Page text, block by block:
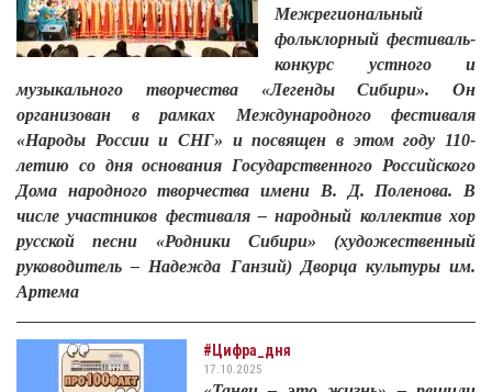
Межрегиональный
фольклорный фестиваль-
конкурс устного и
музыкального творчества «Легенды Сибири». Он
организован в рамках Международного фестиваля
«Народы России и СНГ» и посвящен в этом году 110-
летию со дня основания Государственного Российского
Дома народного творчества имени В. Д. Поленова. В
числе участников фестиваля – народный коллектив хор
русской песни «Родники Сибири» (художественный
руководитель – Надежда Ганзий) Дворца культуры им.
Артема
#Цифра_дня
17.10.2025